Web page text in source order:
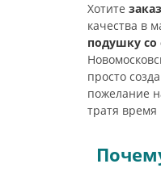
Хотите
качества в
подушку
просто
пожелание
тратя